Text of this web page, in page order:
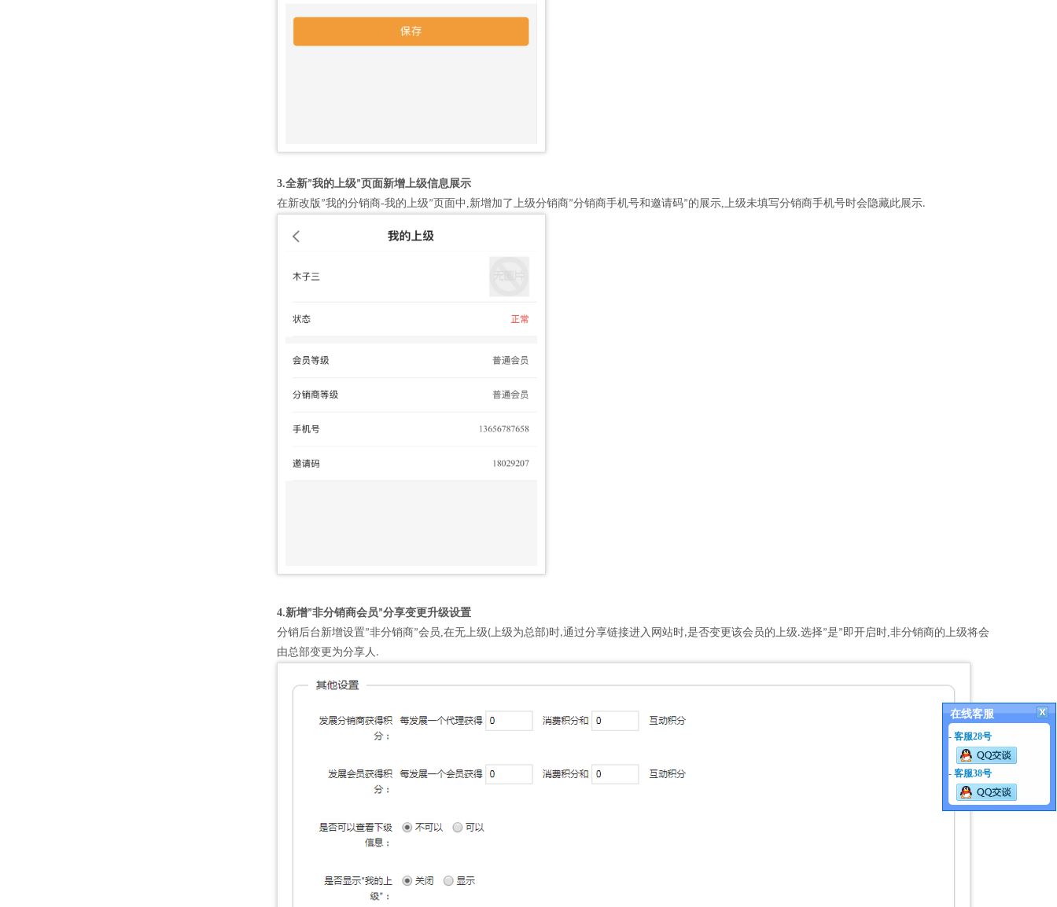
3.全新”我的上级”页面新增上级信息展示
在新改版 ”我的分销商-我的上级”页面中,新增加了上级分销商”分销商手机号和邀请码”的展示,上级未填写分销商手机号时会隐藏此展示.
4.新增”非分销商会员”分享变更升级设置
分销后台新增设置”非分销商”会员,在无上级(上级为总部)时,通过分享链接进入网站时,是否变更该会员的上级.选择”是”即开启时,非分销商的上级将会
由总部变更为分享人 .
在线客服
- 客服28号
- 客服38号